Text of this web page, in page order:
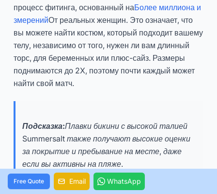
процесс фитинга, основанный наБолее миллиона и
змеренийОт реальных женщин. Это означает, что
вы можете найти костюм, который подходит вашему
телу, независимо от того, нужен ли вам длинный
торс, для беременных или плюс-сайз. Размеры
поднимаются до 2X, поэтому почти каждый может
найти свой матч.
Подсказка:Плавки бикини с высокой талией
Summersalt также получают высокие оценки
за покрытие и пребывание на месте, даже
если вы активны на пляже.
Free Quote Email WhatsApp